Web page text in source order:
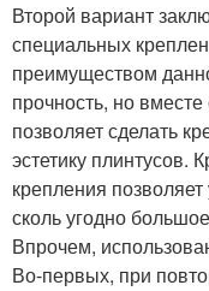
Второй вариант
специальных
преимуществом
прочность, но
позволяет сделать
эстетику плинтусов.
крепления
сколь угодно
Впрочем,
Во-первых, при